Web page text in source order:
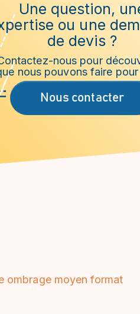
Une question,
ou une
de devis ?
nous pour
nous pouvons faire pour
Nous contacter
ombrage moyen format